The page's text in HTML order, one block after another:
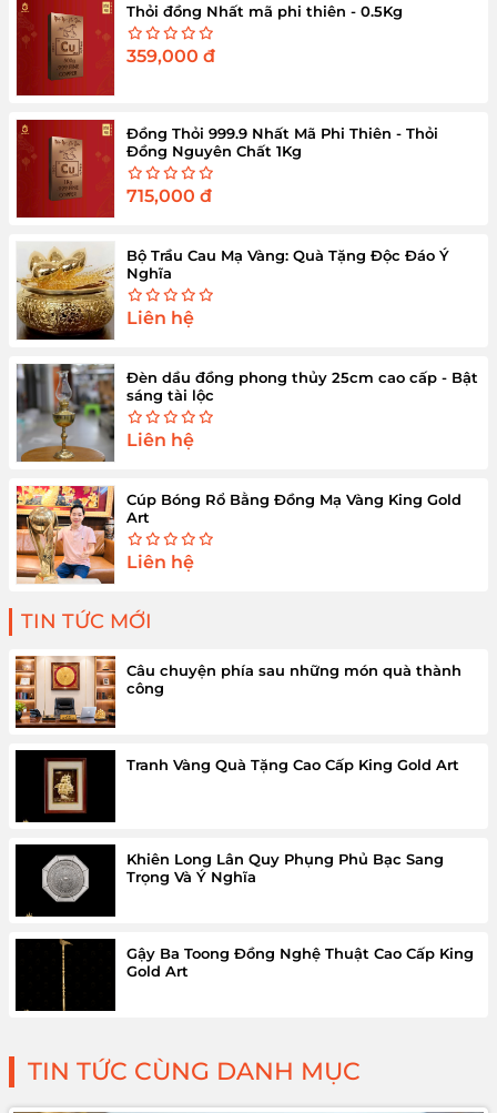
Thỏi đồng Nhất mã phi thiên - 0.5Kg
359,000 đ
Đồng Thỏi 999.9 Nhất Mã Phi Thiên - Thỏi
Đồng Nguyên Chất 1Kg
715,000 đ
Bộ Trầu Cau Mạ Vàng: Quà Tặng Độc Đáo Ý
Nghĩa
Liên hệ
Đèn dầu đồng phong thủy 25cm cao cấp - Bật
sáng tài lộc
Liên hệ
Cúp Bóng Rổ Bằng Đồng Mạ Vàng King Gold
Art
Liên hệ
TIN TỨC MỚI
Câu chuyện phía sau những món quà thành
công
Tranh Vàng Quà Tặng Cao Cấp King Gold Art
Khiên Long Lân Quy Phụng Phủ Bạc Sang
Trọng Và Ý Nghĩa
Gậy Ba Toong Đồng Nghệ Thuật Cao Cấp King
Gold Art
TIN TỨC CÙNG DANH MỤC